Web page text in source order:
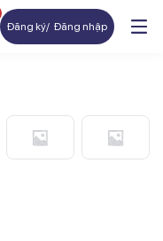
Đăng ký Đăng nhập